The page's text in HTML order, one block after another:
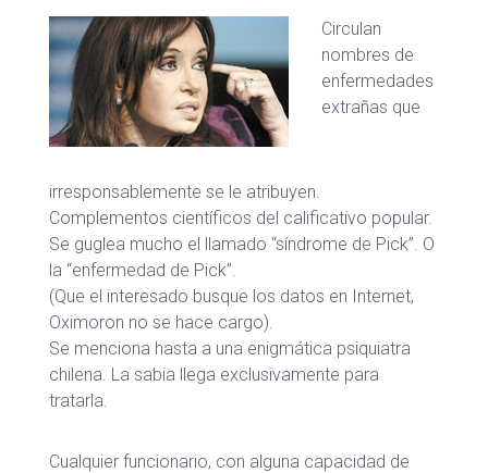
Circulan
nombres de
enfermedades
extrañas que
irresponsablemente se le atribuyen.
Complementos científicos del calificativo popular.
Se guglea mucho el llamado “síndrome de Pick”. O
la “enfermedad de Pick”.
(Que el interesado busque los datos en Internet,
Oximoron no se hace cargo).
Se menciona hasta a una enigmática psiquiatra
chilena. La sabia llega exclusivamente para
tratarla.
Cualquier funcionario, con alguna capacidad de